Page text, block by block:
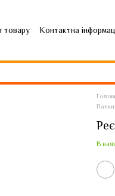
товару Контактна
В